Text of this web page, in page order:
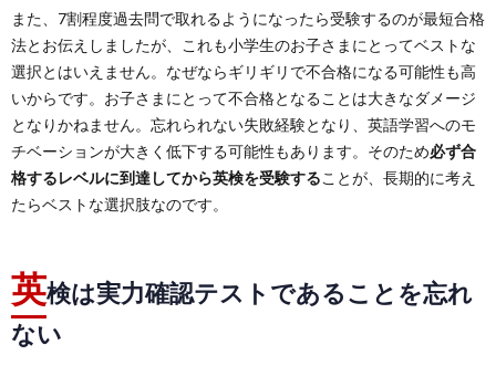
また、7割程度過去問で取れるようになったら受験するのが最短合格
法とお伝えしましたが、これも小学生のお子さまにとってベストな
選択とはいえません。なぜならギリギリで不合格になる可能性も高
いからです。お子さまにとって不合格となることは大きなダメージ
となりかねません。忘れられない失敗経験となり、英語学習へのモ
チベーションが大きく低下する可能性もあります。そのため必ず合
格するレベルに到達してから英検を受験することが、長期的に考え
たらベストな選択肢なのです。
英検は実力確認テストであることを忘れ
ない